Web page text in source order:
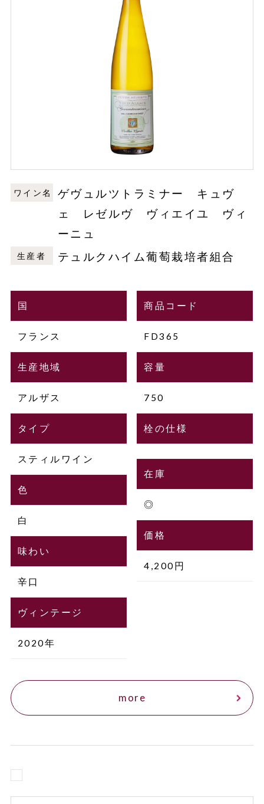
ワイン名
ゲヴュルツトラミナー キュヴ
ェ レゼルヴ ヴィエイユ ヴィ
ーニュ
生産者 テュルクハイム葡萄栽培者組合
国
フランス
生産地域
アルザス
タイプ
スティルワイン
色
白
味わい
辛口
ヴィンテージ
2020年
商品コード
FD365
容量
750
栓の仕様
在庫
◎
価格
4,200円
more